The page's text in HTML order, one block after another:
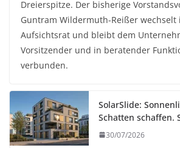
Dreierspitze. Der bisherige
Guntram Wildermuth-Reißer wechselt
Aufsichtsrat und bleibt dem
Vorsitzender und in beratender
verbunden.
SolarSlide:
Schatten schaffen.
30/07/2026